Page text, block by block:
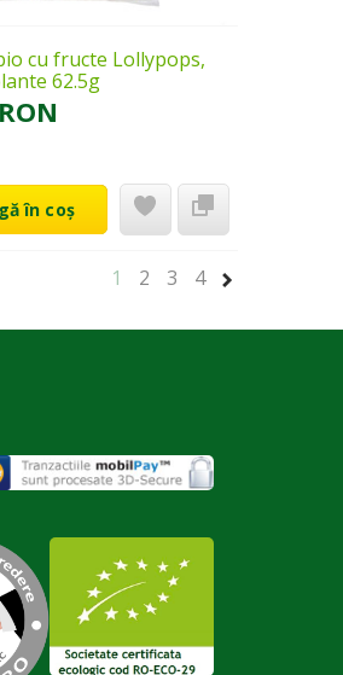
cu fructe Lollypops,
62.5g
în coș
1 2 3 4